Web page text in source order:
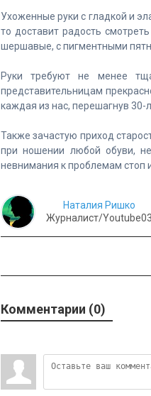
Ухоженные руки с гладкой и
то доставит радость
шершавые, с пигментными
Руки требуют не менее
представительницам
каждая из нас, перешагнув 30-
Также зачастую приход
при ношении любой обуви,
невнимания к проблемам стоп
Наталия Ришко
Журналист/Youtube03
Комментарии (0)